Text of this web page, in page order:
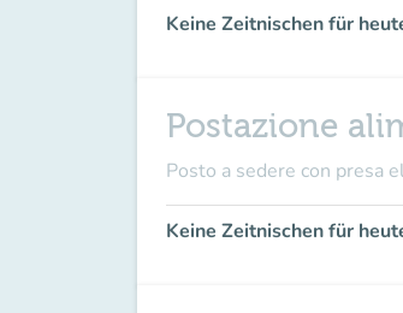
Keine Zeitnischen für
Postazione
Posto a sedere con presa
Keine Zeitnischen für